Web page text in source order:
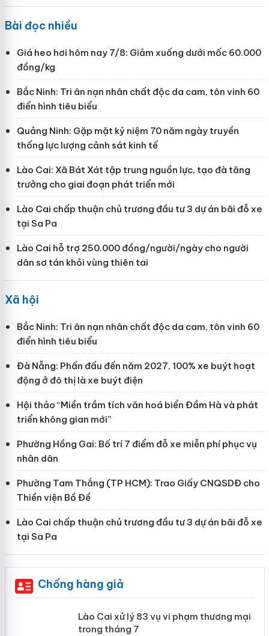
Bài đọc nhiều
Giá heo hơi hôm nay 7/8: Giảm xuống dưới mốc 60.000
đồng/kg
Bắc Ninh: Tri ân nạn nhân chất độc da cam, tôn vinh 60
điển hình tiêu biểu
Quảng Ninh: Gặp mặt kỷ niệm 70 năm ngày truyền
thống lực lượng cảnh sát kinh tế
Lào Cai: Xã Bát Xát tập trung nguồn lực, tạo đà tăng
trưởng cho giai đoạn phát triển mới
Lào Cai chấp thuận chủ trương đầu tư 3 dự án bãi đỗ xe
tại Sa Pa
Lào Cai hỗ trợ 250.000 đồng/người/ngày cho người
dân sơ tán khỏi vùng thiên tai
Xã hội
Bắc Ninh: Tri ân nạn nhân chất độc da cam, tôn vinh 60
điển hình tiêu biểu
Đà Nẵng: Phấn đấu đến năm 2027, 100% xe buýt hoạt
động ở đô thị là xe buýt điện
Hội thảo “Miền trầm tích văn hoá biển Đầm Hà và phát
triển không gian mới”
Phường Hồng Gai: Bố trí 7 điểm đỗ xe miễn phí phục vụ
nhân dân
Phường Tam Thắng (TP HCM): Trao Giấy CNQSDĐ cho
Thiền viện Bồ Đề
Lào Cai chấp thuận chủ trương đầu tư 3 dự án bãi đỗ xe
tại Sa Pa
Chống hàng giả
Lào Cai xử lý 83 vụ vi phạm thương
mại trong tháng 7